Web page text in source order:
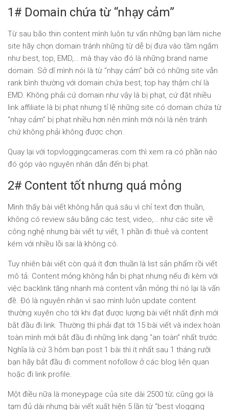
1# Domain chứa từ “nhạy cảm”
Từ sau bão thin content mình luôn tư vấn những bạn làm niche
site hãy chọn domain tránh những từ dễ bị đưa vào tầm ngắm
như best, top, EMD,… mà thay vào đó là những brand name
domain. Sở dĩ mình nói là từ “nhạy cảm” bởi có những site vẫn
rank bình thường với domain chứa best, top hay thậm chí là
EMD. Không phải cứ domain như vậy là bị phạt, cứ đặt nhiều
link affiliate là bị phạt nhưng tỉ lệ những site có domain chứa từ
“nhạy cảm” bị phạt nhiều hơn nên mình mới nói là nên tránh
chứ không phải không được chọn.
Quay lại với topvloggingcameras.com thì xem ra có phần nào
đó góp vào nguyên nhân dẫn đến bị phạt.
2# Content tốt nhưng quá mỏng
Mình thấy bài viết không hẳn quá sâu vì chỉ text đơn thuần,
không có review sâu bằng các test, video,… như các site về
công nghệ nhưng bài viết tự viết, 1 phần đi thuê và content
kém với nhiều lỗi sai là không có.
Tuy nhiên bài viết còn quá ít đơn thuần là list sản phẩm rồi viết
mô tả. Content mỏng không hẳn bị phạt nhưng nếu đi kèm với
việc backlink tăng nhanh mà content vẫn mỏng thì nó lại là vấn
đề. Đó là nguyên nhân vì sao mình luôn update content
thường xuyên cho tới khi đạt được lượng bài viết nhất định mới
bắt đầu đi link. Thường thì phải đạt tới 15 bài viết và index hoàn
toàn mình mới bắt đầu đi những link dạng “an toàn” nhất trước.
Nghĩa là cứ 3 hôm bạn post 1 bài thì ít nhất sau 1 tháng rưỡi
bạn hãy bắt đầu đi comment nofollow ở các blog liên quan
hoặc đi link profile.
Một điều nữa là moneypage của site dài 2500 từ; cũng gọi là
tạm đủ dài nhưng bài viết xuất hiện 5 lần từ “best vlogging